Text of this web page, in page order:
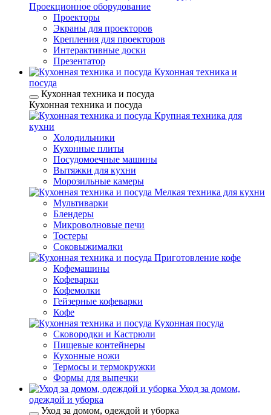
Проекционное оборудование
Проекторы
Экраны для проекторов
Крепления для проекторов
Интерактивные доски
Презентатор
Кухонная техника и
посуда
Кухонная техника и посуда
Кухонная техника и посуда
Крупная техника для
кухни
Холодильники
Кухонные плиты
Посудомоечные машины
Вытяжки для кухни
Морозильные камеры
Мелкая техника для кухни
Мультиварки
Блендеры
Микроволновые печи
Тостеры
Соковыжималки
Приготовление кофе
Кофемашины
Кофеварки
Кофемолки
Гейзерные кофеварки
Кофе
Кухонная посуда
Сковородки и Кастрюли
Пищевые контейнеры
Кухонные ножи
Термосы и термокружки
Формы для выпечки
Уход за домом,
одеждой и уборка
Уход за домом, одеждой и уборка